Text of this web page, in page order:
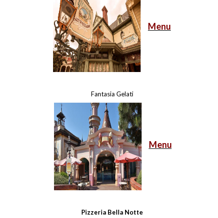
Menu
Fantasia Gelati
Menu
Pizzeria Bella Notte